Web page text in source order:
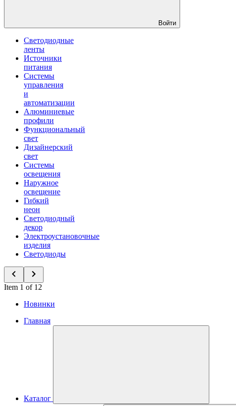
Войти
Светодиодные
ленты
Источники
питания
Системы
управления
и
автоматизации
Алюминиевые
профили
Функциональный
свет
Дизайнерский
свет
Системы
освещения
Наружное
освещение
Гибкий
неон
Светодиодный
декор
Электроустановочные
изделия
Светодиоды
Item 1 of 12
Новинки
Главная
Каталог